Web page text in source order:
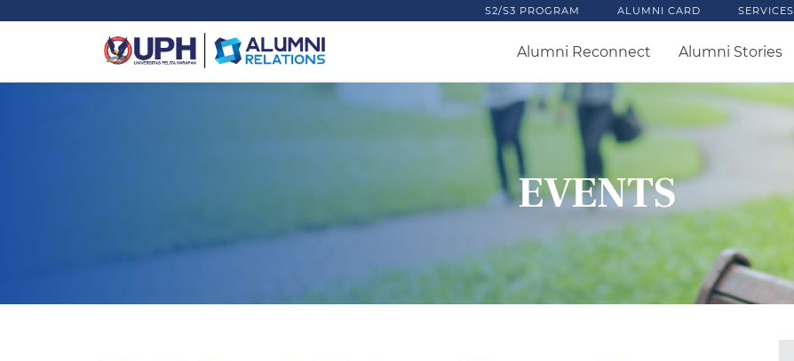
S2/S3 PROGRAM ALUMNI CARD SERVICES
Alumni Reconnect Alumni Stories
EVENTS